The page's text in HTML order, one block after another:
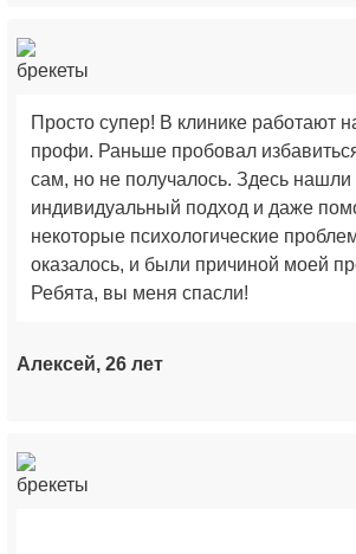
Просто супер! В клинике работают
профи. Раньше пробовал
сам, но не получалось. Здесь нашли
индивидуальный подход и даже
некоторые психологические
оказалось, и были причиной моей
Ребята, вы меня спасли!
Алексей, 26 лет